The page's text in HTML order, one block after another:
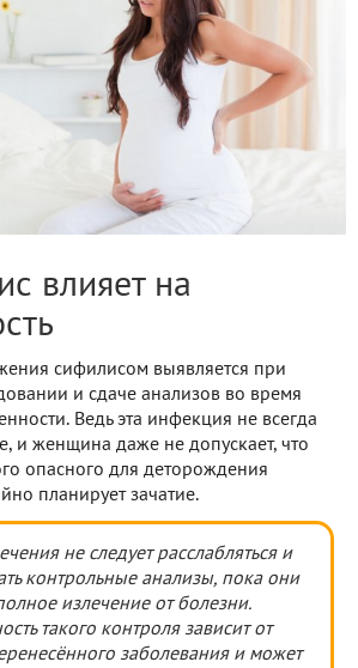
влияет на
сифилисом выявляется при
и сдаче анализов во время
Ведь эта инфекция не всегда
и женщина даже не допускает, что
опасного для деторождения
планирует зачатие.
не следует расслабляться и
контрольные анализы, пока они
излечение от болезни.
такого контроля зависит от
заболевания и может